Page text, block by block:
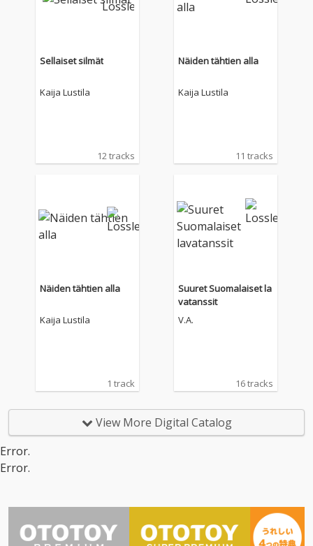
Sellaiset silmät
Kaija Lustila
12 tracks
Näiden tähtien alla
Kaija Lustila
11 tracks
Näiden tähtien alla
Kaija Lustila
1 track
Suuret Suomalaiset la
vatanssit
V.A.
16 tracks
View More Digital Catalog
Error.
Error.